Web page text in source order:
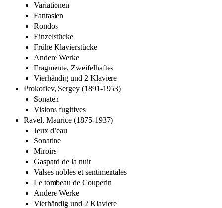
Variationen
Fantasien
Rondos
Einzelstücke
Frühe Klavierstücke
Andere Werke
Fragmente, Zweifelhaftes
Vierhändig und 2 Klaviere
Prokofiev, Sergey (1891-1953)
Sonaten
Visions fugitives
Ravel, Maurice (1875-1937)
Jeux d’eau
Sonatine
Miroirs
Gaspard de la nuit
Valses nobles et sentimentales
Le tombeau de Couperin
Andere Werke
Vierhändig und 2 Klaviere